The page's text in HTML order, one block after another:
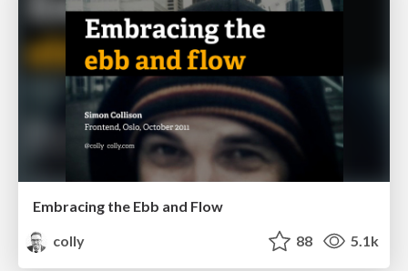
Embracing the Ebb and Flow
colly
88 5.1k